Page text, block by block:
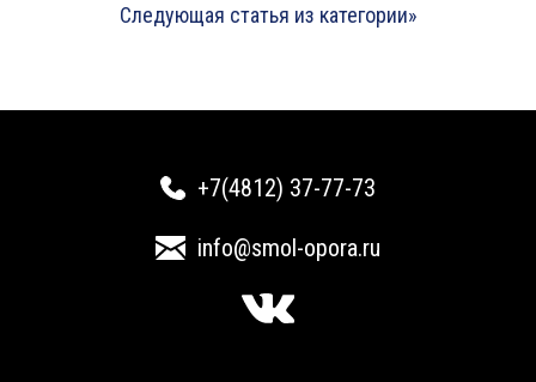
Следующая статья из категории»
+7(4812) 37-77-73
info@smol-opora.ru